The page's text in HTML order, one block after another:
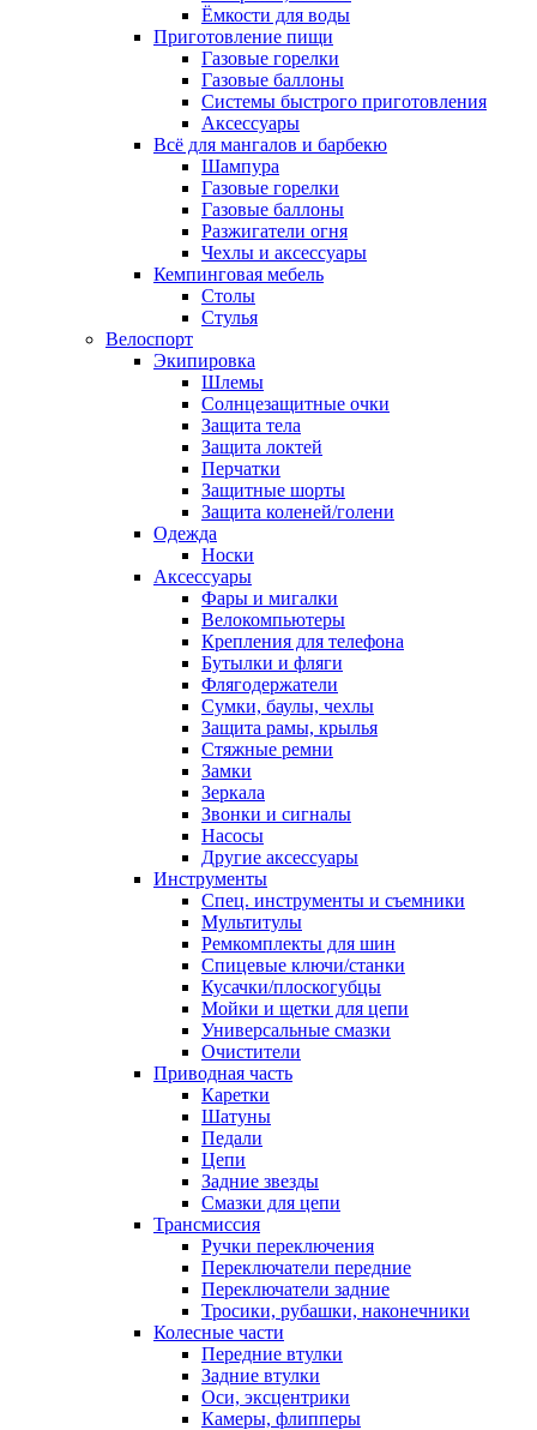
Ёмкости для воды
Приготовление пищи
Газовые горелки
Газовые баллоны
Системы быстрого приготовления
Аксессуары
Всё для мангалов и барбекю
Шампура
Газовые горелки
Газовые баллоны
Разжигатели огня
Чехлы и аксессуары
Кемпинговая мебель
Столы
Стулья
Велоспорт
Экипировка
Шлемы
Солнцезащитные очки
Защита тела
Защита локтей
Перчатки
Защитные шорты
Защита коленей/голени
Одежда
Носки
Аксессуары
Фары и мигалки
Велокомпьютеры
Крепления для телефона
Бутылки и фляги
Флягодержатели
Сумки, баулы, чехлы
Защита рамы, крылья
Стяжные ремни
Замки
Зеркала
Звонки и сигналы
Насосы
Другие аксессуары
Инструменты
Спец. инструменты и съемники
Мультитулы
Ремкомплекты для шин
Спицевые ключи/станки
Кусачки/плоскогубцы
Мойки и щетки для цепи
Универсальные смазки
Очистители
Приводная часть
Каретки
Шатуны
Педали
Цепи
Задние звезды
Смазки для цепи
Трансмиссия
Ручки переключения
Переключатели передние
Переключатели задние
Тросики, рубашки, наконечники
Колесные части
Передние втулки
Задние втулки
Оси, эксцентрики
Камеры, флипперы